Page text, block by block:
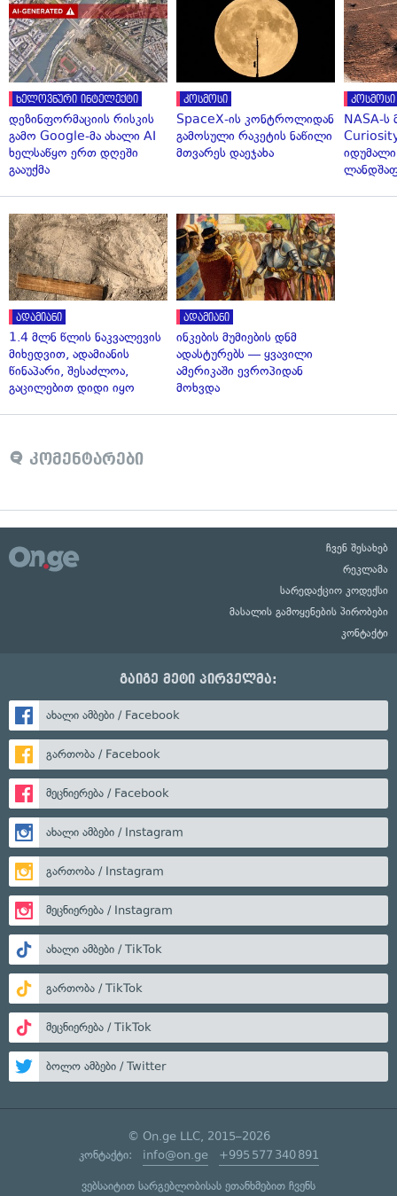
ხელოვნური ინტელექტი
დეზინფორმაციის რისკის
გამო Google-მა ახალი AI
ხელსაწყო ერთ დღეში
გააუქმა
კოსმოსი
SpaceX-ის კონტროლიდან
გამოსული რაკეტის ნაწილი
მთვარეს დაეჯახა
კოსმოსი
NASA-ს
ადამიანი
1.4 მლნ წლის ნაკვალევის
მიხედვით, ადამიანის
წინაპარი, შესაძლოა,
გაცილებით დიდი იყო
ადამიანი
ინკების მუმიების დნმ
ადასტურებს — ყვავილი
ამერიკაში ევროპიდან
მოხვდა
კომენტარები
ჩვენ შესახებ
რეკლამა
სარედაქციო კოდექსი
მასალის გამოყენების პირობები
კონტაქტი
გაიგე მეტი პირველმა:
ახალი ამბები / Facebook
გართობა / Facebook
მეცნიერება / Facebook
ახალი ამბები / Instagram
გართობა / Instagram
მეცნიერება / Instagram
ახალი ამბები / TikTok
გართობა / TikTok
მეცნიერება / TikTok
ბოლო ამბები / Twitter
© On.ge LLC, 2015–2026
კონტაქტი: info@on.ge +995 577 340 891
ვებსაიტით სარგებლობისას ეთანხმებით ჩვენს